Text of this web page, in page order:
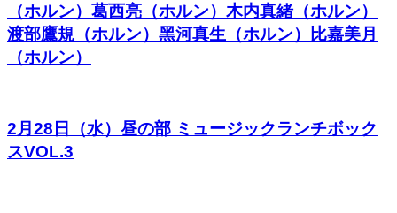
（ホルン）葛西亮（ホルン）木内真緒（ホルン）
渡部鷹規（ホルン）黑河真生（ホルン）比嘉美月
（ホルン）
2月28日（水）昼の部 ミュージックランチボック
スVOL.3